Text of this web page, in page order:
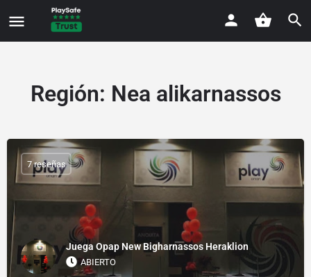
Región: Nea alikarnassos
Juega Opap New Bigharnassos Heraklion
ABIERTO
7 reseñas